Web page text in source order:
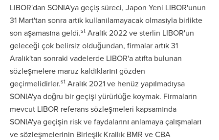
LIBOR'dan SONIA'ya geçiş süreci, Japon Yeni LIBOR'unun
31 Mart'tan sonra artık kullanılamayacak olmasıyla birlikte
son aşamasına geldi.st Aralık 2022 ve sterlin LIBOR'un
geleceği çok belirsiz olduğundan, firmalar artık 31
Aralık'tan sonraki vadelerde LIBOR'a atıfta bulunan
sözleşmelere maruz kaldıklarını gözden
geçirmelidirler.st Aralık 2021 ve henüz yapılmadıysa
SONIA'ya doğru bir geçişi yürürlüğe koymak. Firmaların
mevcut LIBOR referans sözleşmeleri kapsamında
SONIA'ya geçişin risk ve faydalarını anlamaya çalışmaları
ve sözleşmelerinin Birleşik Krallık BMR ve CBA